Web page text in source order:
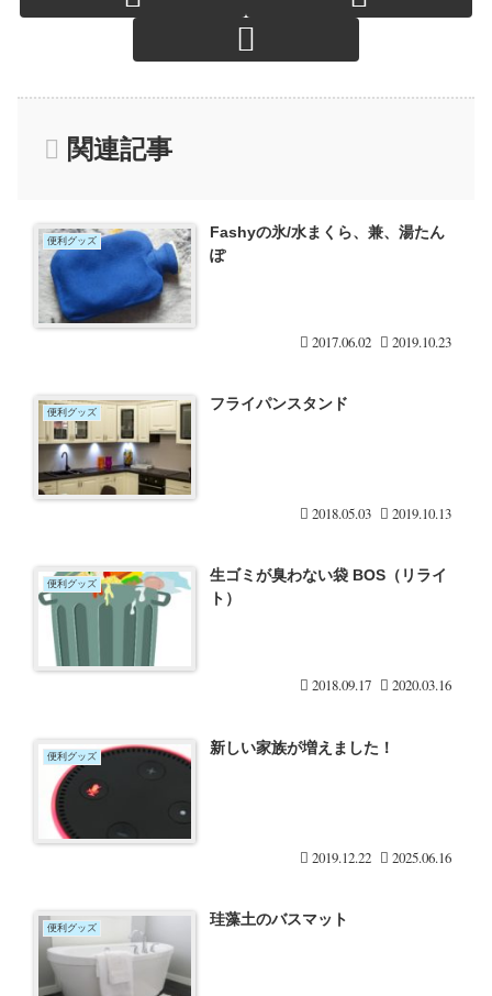
関連記事
便利グッズ
Fashyの氷/水まくら、兼、湯たん
ぽ
2017.06.02 2019.10.23
便利グッズ フライパンスタンド
2018.05.03 2019.10.13
便利グッズ
生ゴミが臭わない袋 BOS（リライ
ト）
2018.09.17 2020.03.16
便利グッズ 新しい家族が増えました！
2019.12.22 2025.06.16
便利グッズ 珪藻土のバスマット